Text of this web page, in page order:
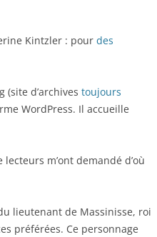
Kintzler : pour des
d’archives toujours
WordPress. Il accueille
m’ont demandé d’où
lieutenant de Massinisse, roi
préférées. Ce personnage